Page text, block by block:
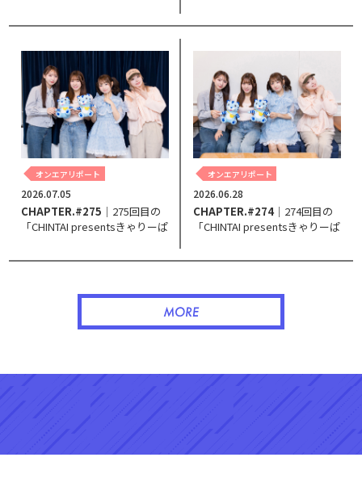
Your Heart～」。
Your Heart～」。
オンエアリポート
2026.07.05
CHAPTER.#275 ｜275回目の
「CHINTAI presentsきゃりーぱ
Your Heart～」。
オンエアリポート
2026.06.28
CHAPTER.#274｜274回目の
「CHINTAI presentsきゃりーぱ
Your Heart～」。